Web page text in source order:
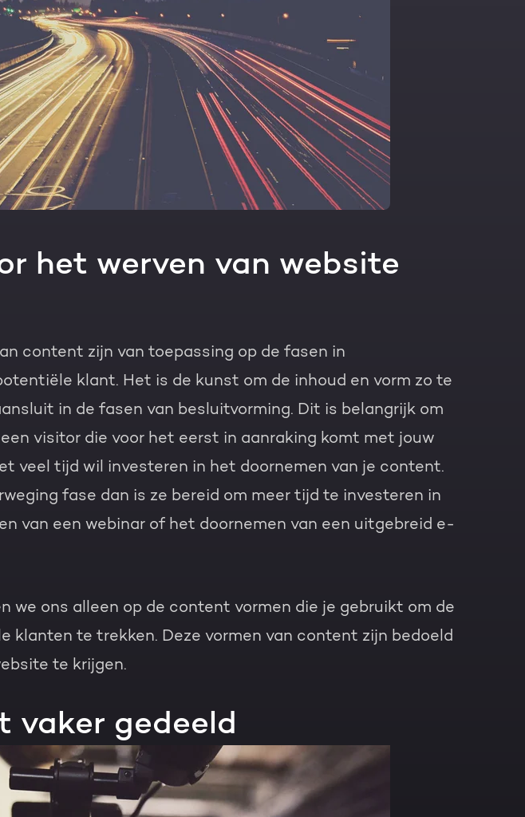
Membership portals
Growth-driven design
het werven van website
content zijn van toepassing op de fasen in
klant. Het is de kunst om de inhoud en vorm zo te
in de fasen van besluitvorming. Dit is belangrijk om
visitor die voor het eerst in aanraking komt met jouw
veel tijd wil investeren in het doornemen van je content.
fase dan is ze bereid om meer tijd te investeren in
van een webinar of het doornemen van een uitgebreid e-
we ons alleen op de content vormen die je gebruikt om de
klanten te trekken. Deze vormen van content zijn bedoeld
te krijgen.
vaker gedeeld